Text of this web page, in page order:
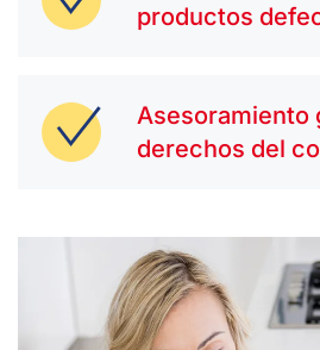
productos
Asesoramiento
derechos del